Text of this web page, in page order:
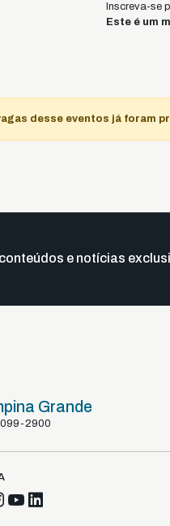
Inscreva-se
Este é um
desse eventos já foram
e notícias
Grande
2900